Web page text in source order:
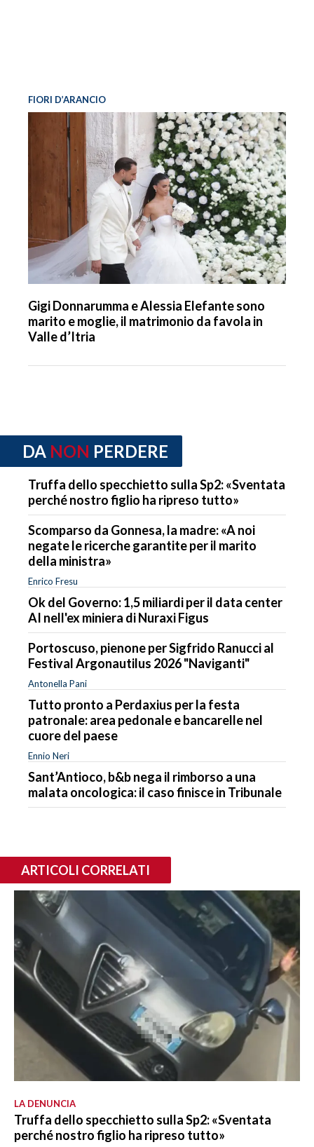
FIORI D’ARANCIO
Gigi Donnarumma e Alessia Elefante sono
marito e moglie, il matrimonio da favola in
Valle d’Itria
DA NON PERDERE
Truffa dello specchietto sulla Sp2: «Sventata
perché nostro figlio ha ripreso tutto»
Scomparso da Gonnesa, la madre: «A noi
negate le ricerche garantite per il marito
della ministra»
Enrico Fresu
Ok del Governo: 1,5 miliardi per il data center
AI nell'ex miniera di Nuraxi Figus
Portoscuso, pienone per Sigfrido Ranucci al
Festival Argonautilus 2026 "Naviganti"
Antonella Pani
Tutto pronto a Perdaxius per la festa
patronale: area pedonale e bancarelle nel
cuore del paese
Ennio Neri
Sant’Antioco, b&b nega il rimborso a una
malata oncologica: il caso finisce in Tribunale
ARTICOLI CORRELATI
LA DENUNCIA
Truffa dello specchietto sulla Sp2: «Sventata
perché nostro figlio ha ripreso tutto»